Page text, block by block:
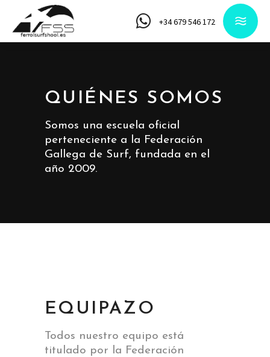
+34 679 546 172
QUIÉNES SOMOS
Somos una escuela oficial
perteneciente a la Federación
Gallega de Surf, fundada en el
año 2009.
EQUIPAZO
Todos nuestro equipo está
titulado por la Federación